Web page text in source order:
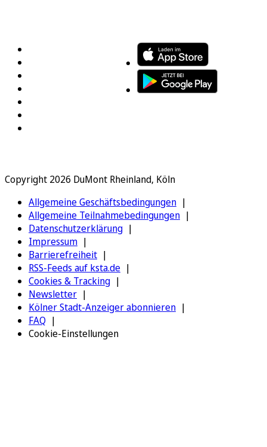
Copyright 2026 DuMont Rheinland, Köln
Allgemeine Geschäftsbedingungen
Allgemeine Teilnahmebedingungen
Datenschutzerklärung
Impressum
Barrierefreiheit
RSS-Feeds auf ksta.de
Cookies & Tracking
Newsletter
Kölner Stadt-Anzeiger abonnieren
FAQ
Cookie-Einstellungen